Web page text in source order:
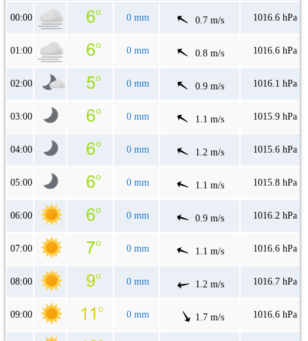
00:00 0 mm 0.7 m/s 1016.6 hPa
01:00 0 mm 0.8 m/s 1016.6 hPa
02:00 0 mm 0.9 m/s 1016.1 hPa
03:00 0 mm 1.1 m/s 1015.9 hPa
04:00 0 mm 1.2 m/s 1015.6 hPa
05:00 0 mm 1.1 m/s 1015.8 hPa
06:00 0 mm 0.9 m/s 1016.2 hPa
07:00 0 mm 1.1 m/s 1016.6 hPa
08:00 0 mm 1.2 m/s 1016.7 hPa
09:00 0 mm 1.7 m/s 1016.6 hPa